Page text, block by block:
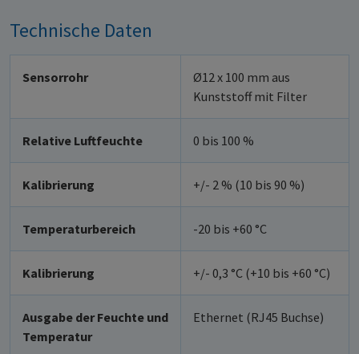
Technische Daten
Sensorrohr
Ø12 x 100 mm aus
Kunststoff mit Filter
Relative Luftfeuchte 0 bis 100 %
Kalibrierung +/- 2 % (10 bis 90 %)
Temperaturbereich -20 bis +60 °C
Kalibrierung +/- 0,3 °C (+10 bis +60 °C)
Ausgabe der Feuchte und
Temperatur
Ethernet (RJ45 Buchse)